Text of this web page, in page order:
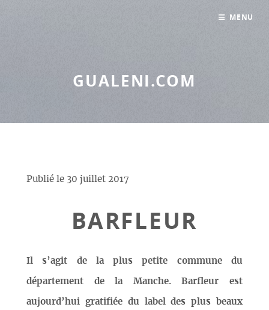
GUALENI.COM
Publié le 30 juillet 2017
BARFLEUR
Il s’agit de la plus petite commune du
département de la Manche. Barfleur est
aujourd’hui gratifiée du label des plus beaux
MENU